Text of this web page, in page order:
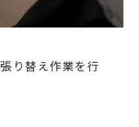
り替え作業を行